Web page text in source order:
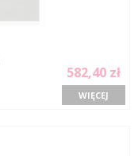
582,40 zł
WIĘCEJ